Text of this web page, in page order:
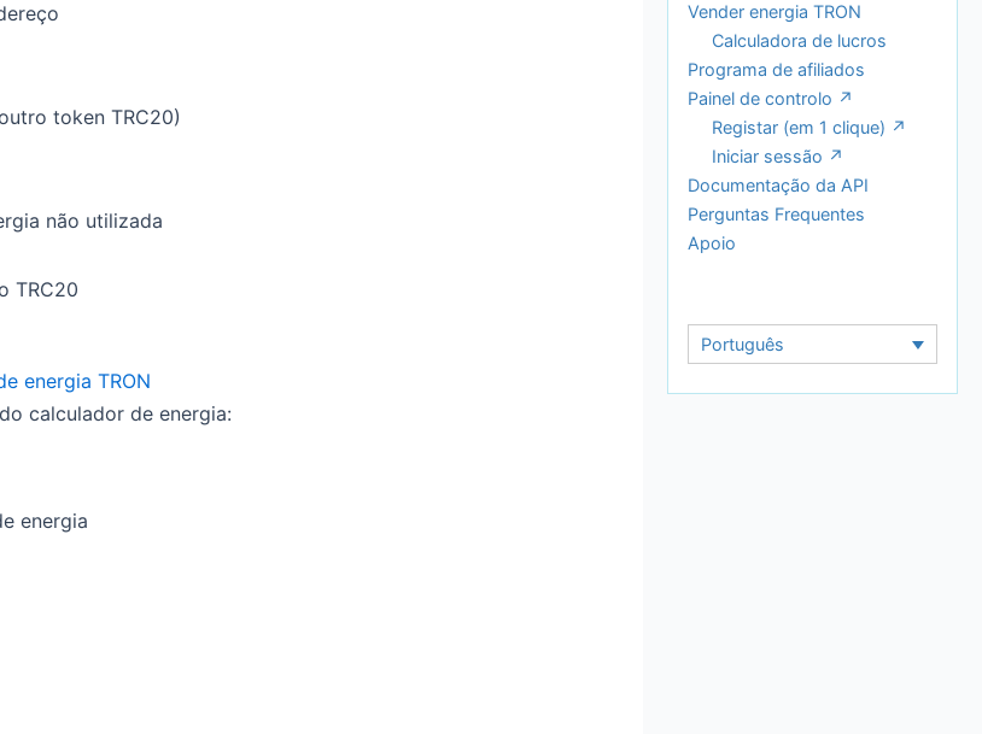
token TRC20)
não utilizada
TRC20
energia TRON
calculador de energia:
energia
Vender energia TRON
Calculadora de lucros
Programa de afiliados
Painel de controlo ↗
Registar (em 1 clique) ↗
Iniciar sessão ↗
Documentação da API
Perguntas Frequentes
Apoio
Português